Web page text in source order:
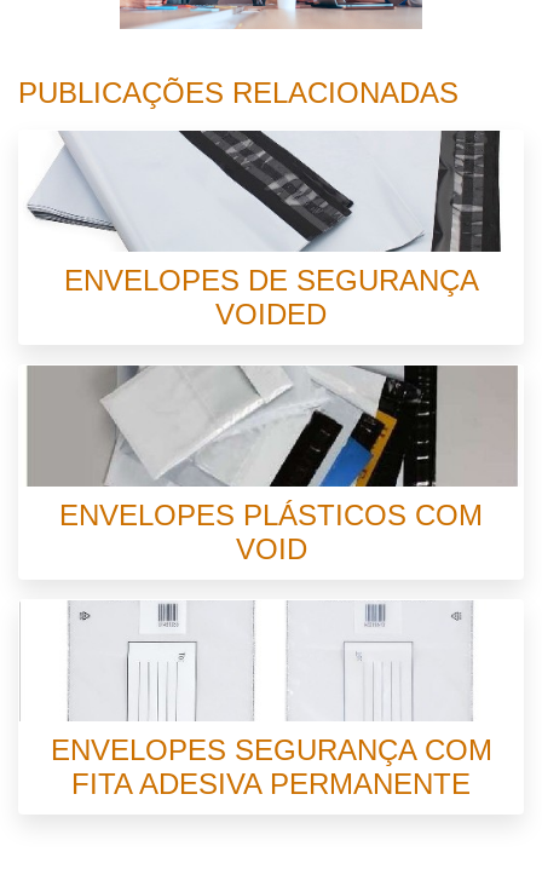
PUBLICAÇÕES RELACIONADAS
ENVELOPES DE SEGURANÇA
VOIDED
ENVELOPES PLÁSTICOS COM
VOID
ENVELOPES SEGURANÇA COM
FITA ADESIVA PERMANENTE